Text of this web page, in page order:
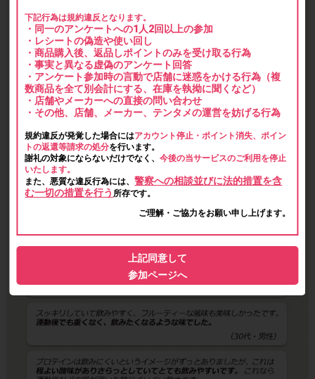
下記行為は規約違反となります。
・同一のアンケートへの1人2回以上の参加
・レシートの偽造や使い回し
・商品購入後、返品しポイントのみを受け取る行為
・事実と異なる虚偽のアンケート回答
・アンケート参加時の言動で店舗に迷惑をかける行為（複
数商品を全て別会計にする、在庫を執拗に聞くなど）
・店舗やメーカーへの直接の問い合わせ
・その他、店舗、メーカー、テンタメの運営を妨げる行為
規約違反が発覚した場合にはアカウント停止・ポイント消失、ポイン
トの返還等請求の処分を行います。
謝礼の対象にならないだけでなく、今後の当サービスのご利用を停止
いたします。
また、悪質な違反行為には、警察への相談並びに法的措置を含
む一切の措置を行う 所存です。
ご理解・ご協力をお願い申し上げます。
上記同意して
参加ページへ